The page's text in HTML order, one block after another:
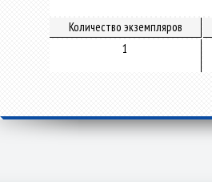
Количество экземпляров
1